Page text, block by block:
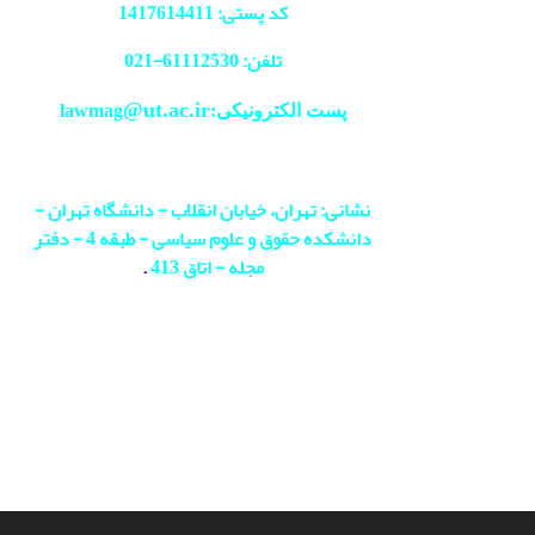
کد پستی: 1417614411
تلفن: 61112530-
021
پست الکترونیکی:lawmag@ut.ac.ir
نشانی: تهران، خیابان انقلاب - دانشگاه تهران -
دانشکده حقوق و علوم سیاسی - طبقه 4 - دفتر
مجله - اتاق 413
.